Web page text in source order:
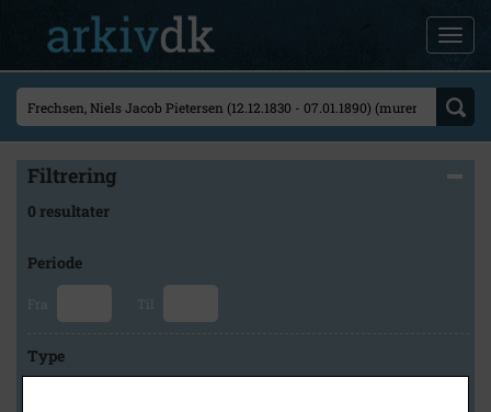
Filtrering
0 resultater
Periode
Fra Til
Type